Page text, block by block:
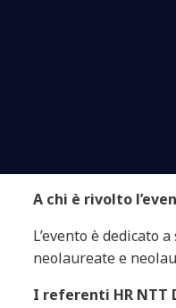
A chi è rivolto
L’evento è dedicato
neolaureate e
I referenti HR NTT